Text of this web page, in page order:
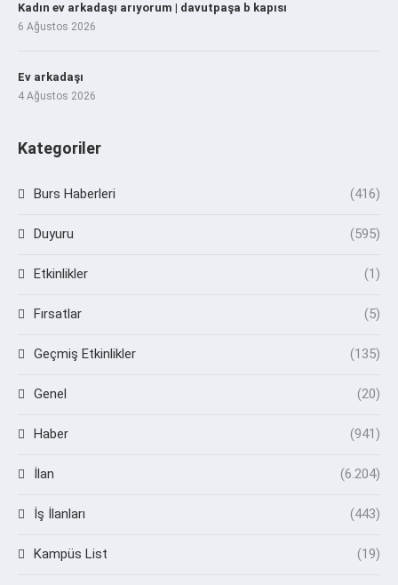
Kadın ev arkadaşı arıyorum | davutpaşa b kapısı
6 Ağustos 2026
Ev arkadaşı
4 Ağustos 2026
Kategoriler
Burs Haberleri (416)
Duyuru (595)
Etkinlikler (1)
Fırsatlar (5)
Geçmiş Etkinlikler (135)
Genel (20)
Haber (941)
İlan (6.204)
İş İlanları (443)
Kampüs List (19)